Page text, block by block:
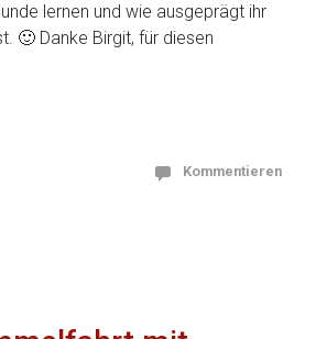
lernen und wie ausgeprägt ihr
🙂 Danke Birgit, für diesen
Kommentieren